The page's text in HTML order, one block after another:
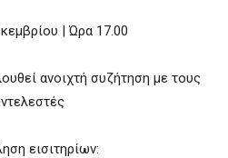
| Ώρα 17.00
ανοιχτή συζήτηση με τους
εισιτηρίων: